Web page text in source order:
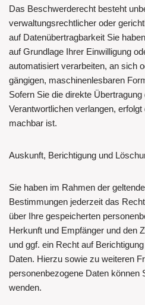
Das Beschwerderecht besteht
verwaltungsrechtlicher oder
auf Datenübertragbarkeit Sie
auf Grundlage Ihrer Einwilligung
automatisiert verarbeiten, an sich
gängigen, maschinenlesbaren
Sofern Sie die direkte
Verantwortlichen verlangen,
machbar ist.
Auskunft, Berichtigung und
Sie haben im Rahmen der
Bestimmungen jederzeit das
über Ihre gespeicherten
Herkunft und Empfänger und den
und ggf. ein Recht auf
Daten. Hierzu sowie zu weiteren
personenbezogene Daten können
wenden.